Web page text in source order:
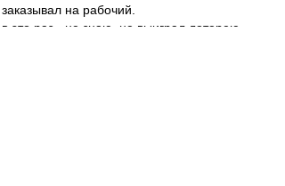
заказывал на рабочий.
в это раз - не знаю, не выиграл лотерею